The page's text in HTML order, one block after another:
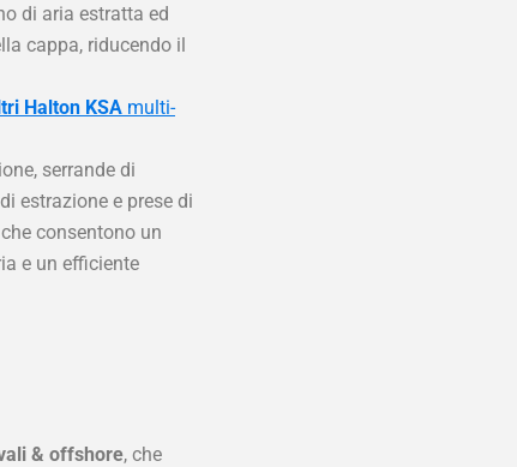
di aria estratta ed
cappa, riducendo il
Halton KSAmulti-
serrande di
estrazione e prese di
consentono un
e un efficiente
& offshore, che